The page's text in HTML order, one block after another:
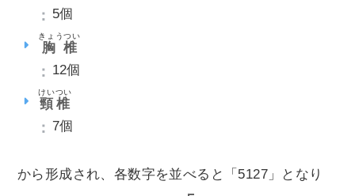
5個
胸椎
きょうつい
12個
頸椎
けいつい
7個
から形成され、各数字を並べると「5127」となり